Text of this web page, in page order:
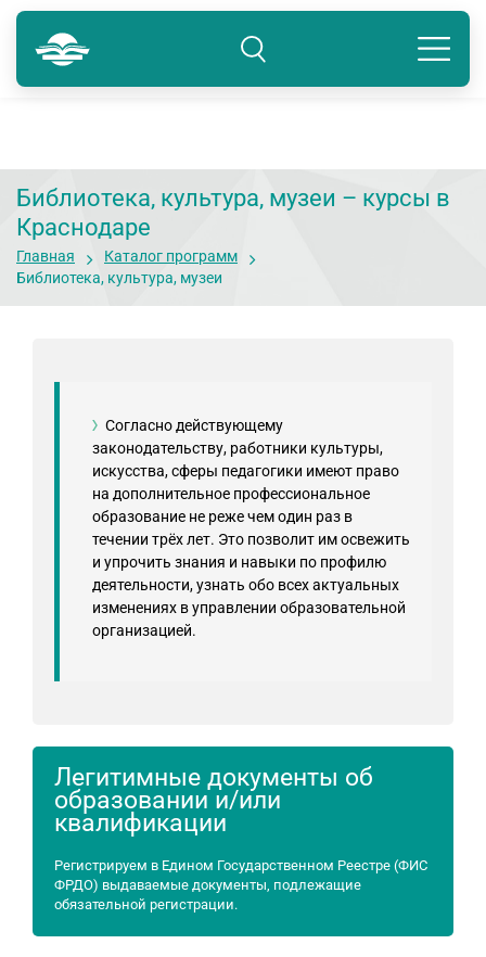
Краснодар
Подразделение: Краснодар
8 800 234-80-99
Библиотека, культура, музеи – курсы в
Краснодаре
Главная
Каталог программ
Библиотека, культура, музеи
Согласно действующему
законодательству, работники культуры,
искусства, сферы педагогики имеют право
на дополнительное профессиональное
образование не реже чем один раз в
течении трёх лет. Это позволит им освежить
и упрочить знания и навыки по профилю
деятельности, узнать обо всех актуальных
изменениях в управлении образовательной
организацией.
Легитимные документы об
образовании и/или
квалификации
Регистрируем в Едином Государственном Реестре (ФИС
ФРДО) выдаваемые документы, подлежащие
обязательной регистрации.